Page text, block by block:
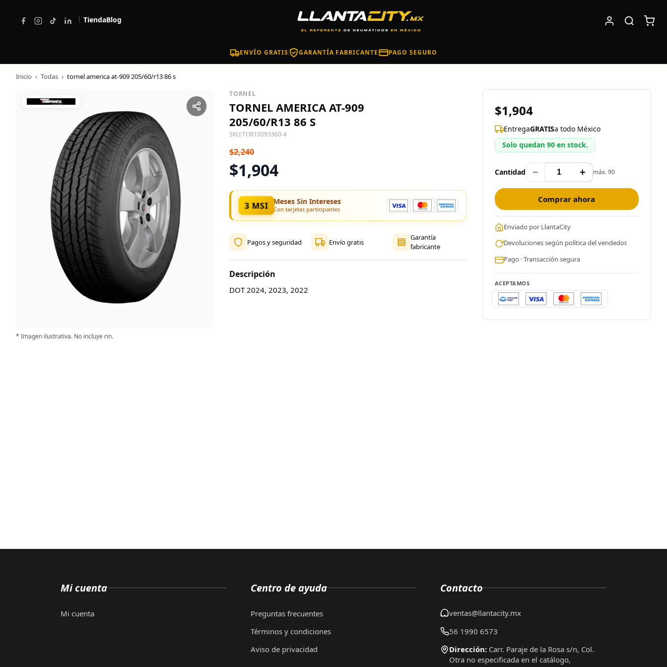
| TiendaBlog
ENVÍO GRATIS GARANTÍA FABRICANTE PAGO SEGURO
Inicio › Todas › tornel america at-909 205/60/r13 86 s
* Imagen ilustrativa. No incluye rin.
TORNEL
TORNEL AMERICA AT-909
205/60/R13 86 S
SKU:TOR10093360-4
$2,240
$1,904
3 MSI Meses Sin Intereses
Con tarjetas participantes
Pagos y seguridad Envío gratis
Garantía
fabricante
Descripción
DOT 2024, 2023, 2022
$1,904
EntregaGRATISa todo México
Solo quedan 90 en stock.
Cantidad − + máx. 90
Comprar ahora
Enviado por LlantaCity
Devoluciones según política del vendedor.
Pago · Transacción segura
ACEPTAMOS
Mi cuenta
Mi cuenta
Centro de ayuda
Preguntas frecuentes
Términos y condiciones
Aviso de privacidad
Contacto
ventas@llantacity.mx
56 1990 6573
Dirección: Carr. Paraje de la Rosa s/n, Col.
Otra no especificada en el catálogo,